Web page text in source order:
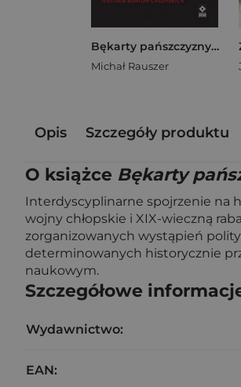
Bękarty pańszczyzny Historia buntów chłopskich
Michał Rauszer
Opis Szczegóły produktu
O książce Bękarty
Interdyscyplinarne spojrzenie na
wojny chłopskie i XIX-wieczną
zorganizowanych wystąpień
determinowanych historycznie
naukowym.
Szczegółowe
Wydawnictwo:
EAN: